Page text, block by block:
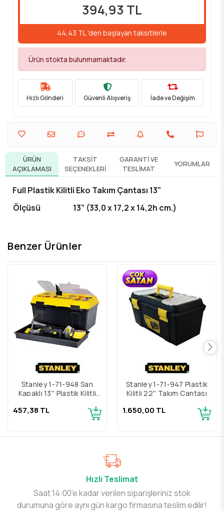
394,93 TL
44,43 TL 'den başlayan taksitlerle
Ürün stokta bulunmamaktadır.
Hızlı Gönderi Güvenli Alışveriş İade ve Değişim
ÜRÜN
AÇIKLAMASI
TAKSIT
SEÇENEKLERI
GARANTI VE
TESLIMAT
YORUMLAR
Full Plastik Kilitli Eko Takım Çantası 13"
Ölçüsü
13” (33,0 x 17,2 x 14,2h cm.)
Benzer Ürünler
Stanley 1-71-948 Sarı
Kapaklı 13'' Plastik Kilitli
457,38 TL
Stanley 1-71-947 Plastik
Kilitli 22'' Takım Çantası
1.650,00 TL
Hızlı Teslimat
Saat 14:00’e kadar verilen siparişleriniz stok
durumuna göre aynı gün kargo firmasına teslim edilir!